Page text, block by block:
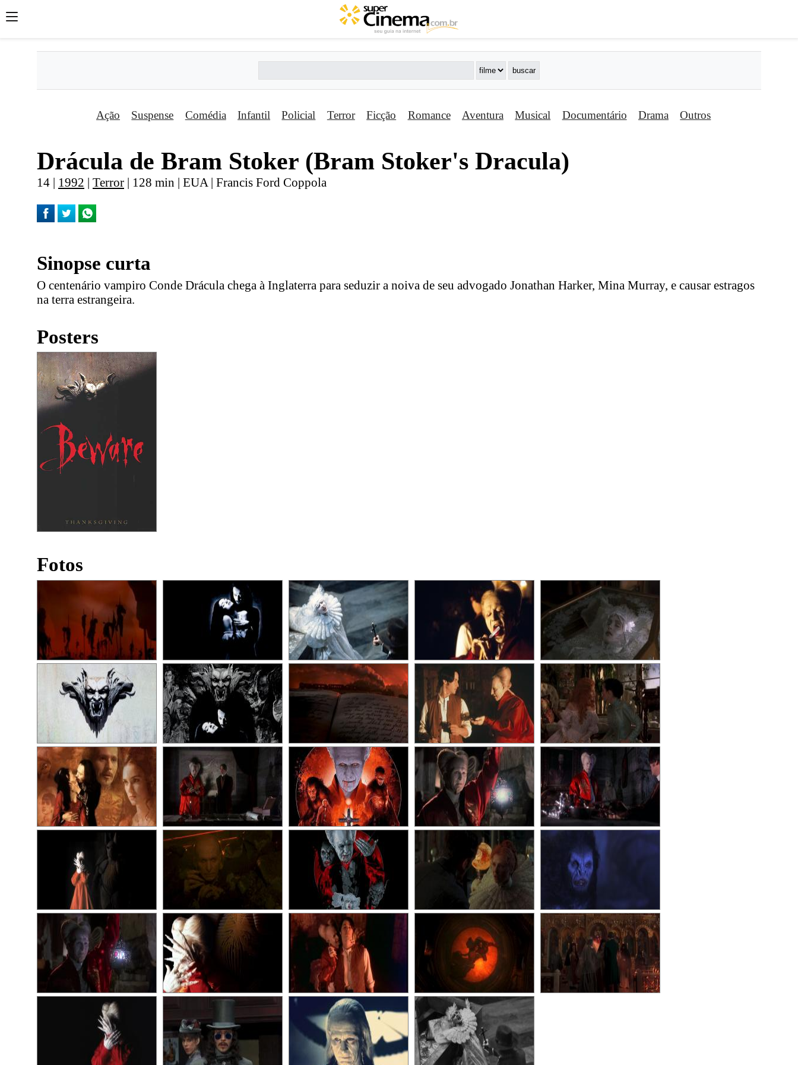
Ação Suspense Comédia Infantil Policial Terror Ficção Romance Aventura Musical Documentário Drama Outros
Drácula de Bram Stoker (Bram Stoker's Dracula)
14 | 1992 | Terror | 128 min | EUA | Francis Ford Coppola
Sinopse curta
O centenário vampiro Conde Drácula chega à Inglaterra para seduzir a noiva de seu advogado Jonathan Harker, Mina Murray, e causar estragos
na terra estrangeira.
Posters
Fotos